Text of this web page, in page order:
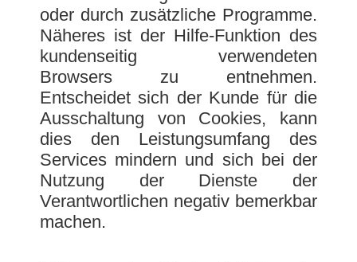
oder durch zusätzliche Programme.
Näheres ist der Hilfe-Funktion des
kundenseitig verwendeten
Browsers zu entnehmen.
Entscheidet sich der Kunde für die
Ausschaltung von Cookies, kann
dies den Leistungsumfang des
Services mindern und sich bei der
Nutzung der Dienste der
Verantwortlichen negativ bemerkbar
machen.